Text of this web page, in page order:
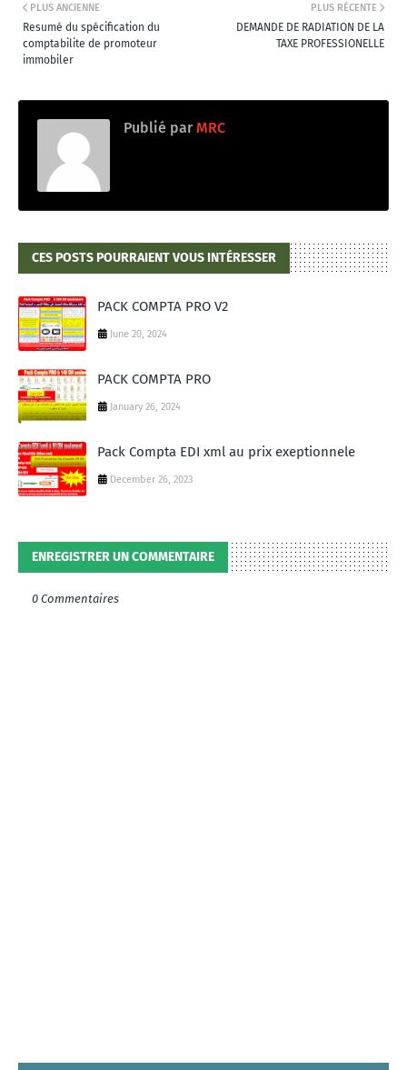
PLUS RÉCENTE
DEMANDE DE RADIATION DE LA
TAXE PROFESSIONELLE
PLUS ANCIENNE
Resumé du spécification du
comptabilite de promoteur
immobiler
Publié par MRC
CES POSTS POURRAIENT VOUS INTÉRESSER
PACK COMPTA PRO V2
June 20, 2024
PACK COMPTA PRO
January 26, 2024
Pack Compta EDI xml au prix exeptionnele
December 26, 2023
ENREGISTRER UN COMMENTAIRE
0 Commentaires